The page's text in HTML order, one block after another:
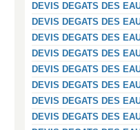
DEVIS DEGATS DES
DEVIS DEGATS DES
DEVIS DEGATS DES
DEVIS DEGATS DES
DEVIS DEGATS DES
DEVIS DEGATS DES
DEVIS DEGATS DES
DEVIS DEGATS DES